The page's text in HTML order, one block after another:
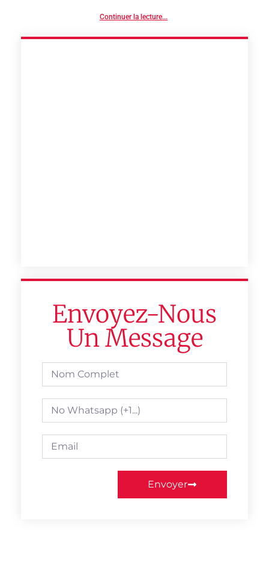
Continuer la lecture...
Envoyez-Nous
Un Message
Envoyer